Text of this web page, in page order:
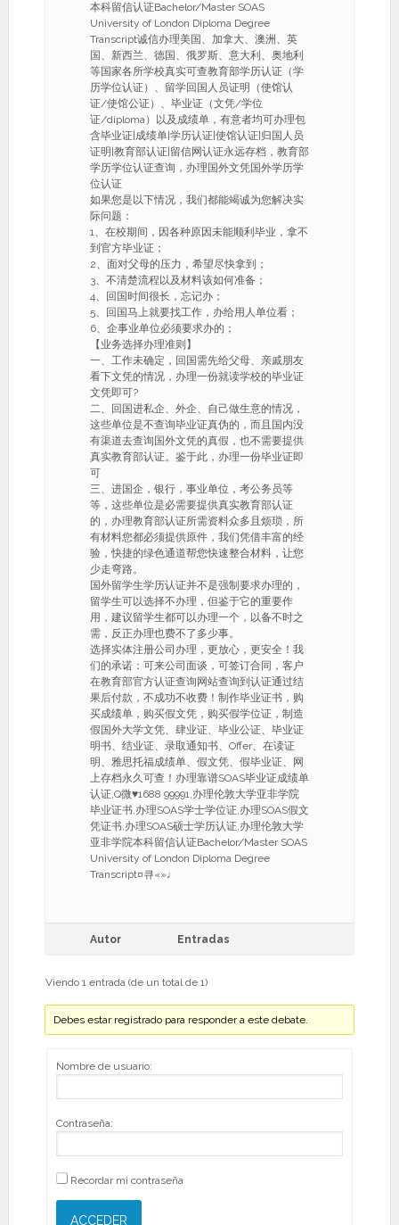
本科留信认证Bachelor/Master SOAS
University of London Diploma Degree
Transcript诚信办理美国、加拿大、澳洲、英
国、新西兰、德国、俄罗斯、意大利、奥地利
等国家各所学校真实可查教育部学历认证（学
历学位认证）、留学回国人员证明（使馆认
证/使馆公证）、毕业证（文凭/学位
证/diploma）以及成绩单，有意者均可办理包
含毕业证|成绩单|学历认证|使馆认证|归国人员
证明|教育部认证|留信网认证永远存档，教育部
学历学位认证查询，办理国外文凭国外学历学
位认证
如果您是以下情况，我们都能竭诚为您解决实
际问题：
1、在校期间，因各种原因未能顺利毕业，拿不
到官方毕业证；
2、面对父母的压力，希望尽快拿到；
3、不清楚流程以及材料该如何准备；
4、回国时间很长，忘记办；
5、回国马上就要找工作，办给用人单位看；
6、企事业单位必须要求办的；
【业务选择办理准则】
一、工作未确定，回国需先给父母、亲戚朋友
看下文凭的情况，办理一份就读学校的毕业证
文凭即可?
二、回国进私企、外企、自己做生意的情况，
这些单位是不查询毕业证真伪的，而且国内没
有渠道去查询国外文凭的真假，也不需要提供
真实教育部认证。鉴于此，办理一份毕业证即
可
三、进国企，银行，事业单位，考公务员等
等，这些单位是必需要提供真实教育部认证
的，办理教育部认证所需资料众多且烦琐，所
有材料您都必须提供原件，我们凭借丰富的经
验，快捷的绿色通道帮您快速整合材料，让您
少走弯路。
国外留学生学历认证并不是强制要求办理的，
留学生可以选择不办理，但鉴于它的重要作
用，建议留学生都可以办理一个，以备不时之
需，反正办理也费不了多少事。
选择实体注册公司办理，更放心，更安全！我
们的承诺：可来公司面谈，可签订合同，客户
在教育部官方认证查询网站查询到认证通过结
果后付款，不成功不收费！制作毕业证书，购
买成绩单，购买假文凭，购买假学位证，制造
假国外大学文凭、肆业证、毕业公证、毕业证
明书、结业证、录取通知书、Offer、在读证
明、雅思托福成绩单、假文凭、假毕业证、网
上存档永久可查！办理靠谱SOAS毕业证成绩单
认证,Q微♥1688 99991,办理伦敦大学亚非学院
毕业证书,办理SOAS学士学位证,办理SOAS假文
凭证书,办理SOAS硕士学历认证,办理伦敦大学
亚非学院本科留信认证Bachelor/Master SOAS
University of London Diploma Degree
Transcript¤큐«»♩
Autor Entradas
Viendo 1 entrada (de un total de 1)
Debes estar registrado para responder a este debate.
Nombre de usuario:
Contraseña:
Recordar mi contraseña
ACCEDER